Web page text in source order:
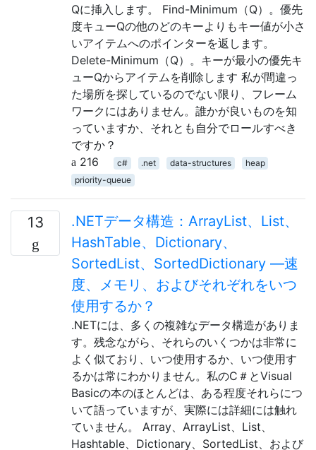
Qに挿入します。 Find-Minimum（Q）。優先
度キューQの他のどのキーよりもキー値が小さ
いアイテムへのポインターを返します。
Delete-Minimum（Q）。キーが最小の優先キ
ューQからアイテムを削除します 私が間違っ
た場所を探しているのでない限り、フレーム
ワークにはありません。誰かが良いものを知
っていますか、それとも自分でロールすべき
ですか？
216
c# .net data-structures
heap
priority-queue
13
.NETデータ構造：ArrayList、List、
HashTable、Dictionary、
SortedList、SortedDictionary —速
度、メモリ、およびそれぞれをいつ
使用するか？
.NETには、多くの複雑なデータ構造がありま
す。残念ながら、それらのいくつかは非常に
よく似ており、いつ使用するか、いつ使用す
るかは常にわかりません。私のC＃とVisual
Basicの本のほとんどは、ある程度それらにつ
いて語っていますが、実際には詳細には触れ
ていません。 Array、ArrayList、List、
Hashtable、Dictionary、SortedList、および